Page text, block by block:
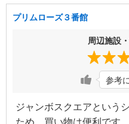
プリムローズ３番館
周辺施設
参考
ジャンボスクエアという